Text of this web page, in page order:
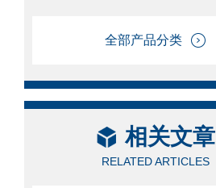
全部产品分类
相关文章
RELATED ARTICLES